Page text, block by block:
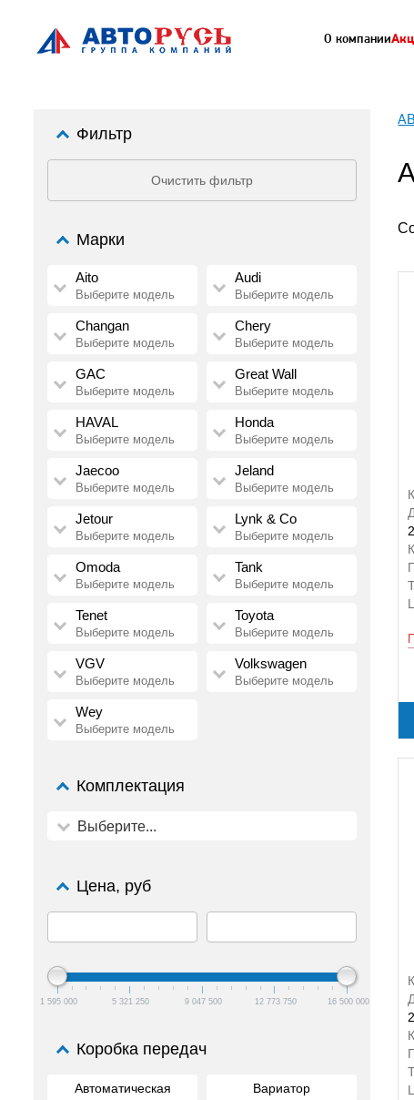
О компании
Фильтр
Очистить фильтр
Марки
Aito
Выберите модель
Audi
Выберите модель
Changan
Выберите модель
Chery
Выберите модель
GAC
Выберите модель
Great Wall
Выберите модель
HAVAL
Выберите модель
Honda
Выберите модель
Jaecoo
Выберите модель
Jeland
Выберите модель
Jetour
Выберите модель
Lynk & Co
Выберите модель
Omoda
Выберите модель
Tank
Выберите модель
Tenet
Выберите модель
Toyota
Выберите модель
VGV
Выберите модель
Volkswagen
Выберите модель
Wey
Выберите модель
Комплектация
Выберите...
Цена, руб
1 595 000 5 321 250 9 047 500 12 773 750 16 500 000
Коробка передач
Автоматическая Вариатор